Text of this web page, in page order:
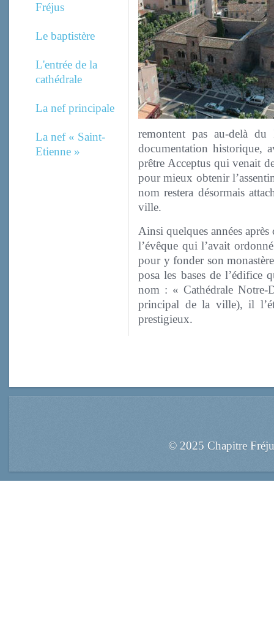
Fréjus
Le baptistère
L'entrée de la
cathédrale
La nef principale
La nef « Saint-
Etienne »
remontent pas au-delà
documentation historique,
prêtre Acceptus qui venait
pour mieux obtenir
nom restera désormais
ville.
Ainsi quelques années
l’évêque qui l’avait
pour y fonder son
posa les bases de l’édifice
nom : « Cathédrale
principal de la ville), il
prestigieux.
© 2025 Chapitre